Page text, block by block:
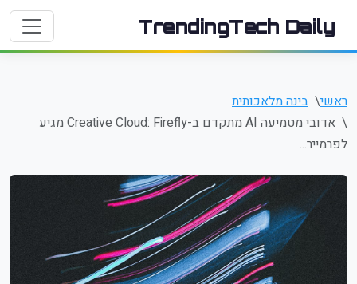
TrendingTech Daily
ראשי
בינה מלאכותית
אדובי מטמיעה AI מתקדם ב-Creative Cloud: Firefly מגיע
לפרמייר...